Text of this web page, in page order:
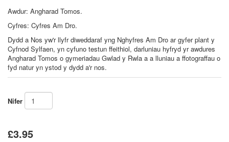
Awdur: Angharad Tomos.
Cyfres: Cyfres Am Dro.
Dydd a Nos yw'r llyfr diweddaraf yng Nghyfres Am Dro ar gyfer plant y
Cyfnod Sylfaen, yn cyfuno testun ffeithiol, darluniau hyfryd yr awdures
Angharad Tomos o gymeriadau Gwlad y Rwla a a lluniau a ffotograffau o
fyd natur yn ystod y dydd a'r nos.
Nifer
£3.95